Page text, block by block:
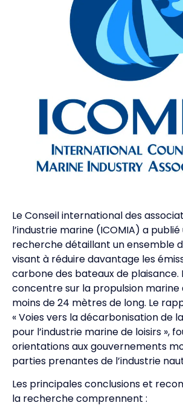
Le Conseil international des
l’industrie marine (ICOMIA) a
recherche détaillant un ensemble
visant à réduire davantage les
carbone des bateaux de plaisance.
concentre sur la propulsion marine
moins de 24 mètres de long. Le
« Voies vers la décarbonisation de
pour l’industrie marine de loisirs »,
orientations aux gouvernements
parties prenantes de l’industrie
Les principales conclusions et
la recherche comprennent :